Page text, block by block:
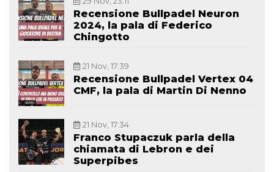
Recensione Bullpadel Neuron
2024, la pala di Federico
Chingotto
21 Nov, 17:39
Recensione Bullpadel Vertex 04
CMF, la pala di Martin Di Nenno
21 Nov, 17:34
Franco Stupaczuk parla della
chiamata di Lebron e dei
Superpibes